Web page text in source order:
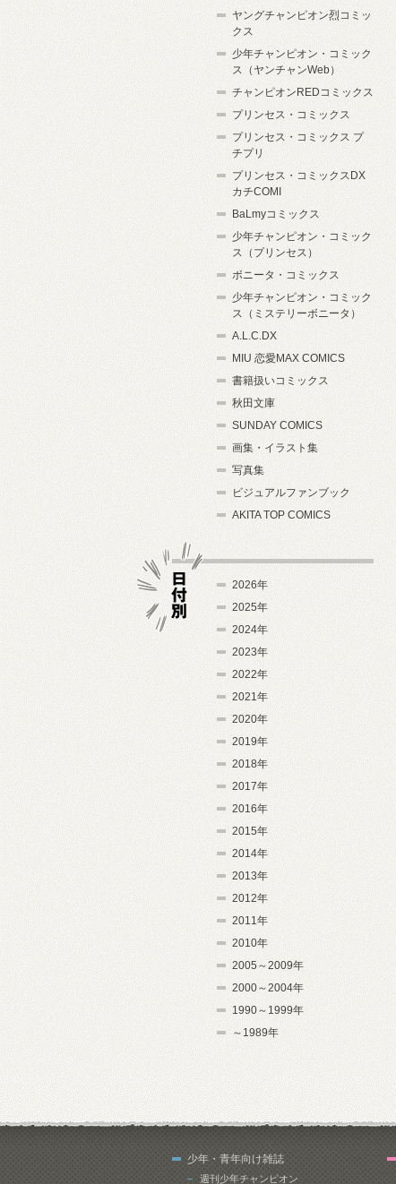
ヤングチャンピオン烈コミッ
クス
少年チャンピオン・コミック
ス（ヤンチャンWeb）
チャンピオンREDコミックス
プリンセス・コミックス
プリンセス・コミックス プ
チプリ
プリンセス・コミックスDX
カチCOMI
BaLmyコミックス
少年チャンピオン・コミック
ス（プリンセス）
ボニータ・コミックス
少年チャンピオン・コミック
ス（ミステリーボニータ）
A.L.C.DX
MIU 恋愛MAX COMICS
書籍扱いコミックス
秋田文庫
SUNDAY COMICS
画集・イラスト集
写真集
ビジュアルファンブック
AKITA TOP COMICS
2026年
2025年
2024年
2023年
2022年
2021年
2020年
2019年
2018年
2017年
2016年
2015年
2014年
2013年
2012年
2011年
2010年
2005～2009年
2000～2004年
1990～1999年
～1989年
少年・青年向け雑誌
週刊少年チャンピオン